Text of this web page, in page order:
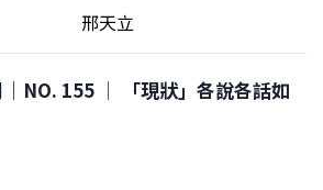
邢天立
NO. 155 │ 「現狀」各說各話如